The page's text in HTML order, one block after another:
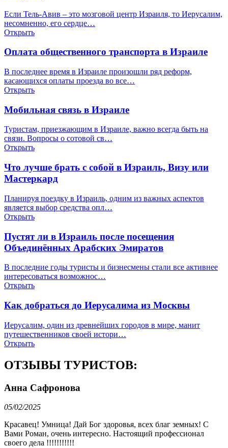
Если Тель-Авив – это мозговой центр Израиля, то Иерусалим,
несомненно, его сердце…
Открыть
Оплата общественного транспорта в Израиле
В последнее время в Израиле произошли ряд реформ,
касающихся оплаты проезда во все…
Открыть
Мобильная связь в Израиле
Туристам, приезжающим в Израиле, важно всегда быть на
связи. Вопросы о сотовой св…
Открыть
Что лучше брать с собой в Израиль, Визу или
Мастеркард
Планируя поездку в Израиль, одним из важных аспектов
является выбор средства опл…
Открыть
Пустят ли в Израиль после посещения
Объединённых Арабских Эмиратов
В последние годы туристы и бизнесмены стали все активнее
интересоваться возможнос…
Открыть
Как добраться до Иерусалима из Москвы
Иерусалим, один из древнейших городов в мире, манит
путешественников своей истори…
Открыть
ОТЗЫВЫ ТУРИСТОВ:
Анна Сафронова
05/02/2025
Красавец! Умница! Дай Бог здоровья, всех благ земных! С
Вами Роман, очень интересно. Настоящий профессионал
своего дела !!!!!!!!!!!